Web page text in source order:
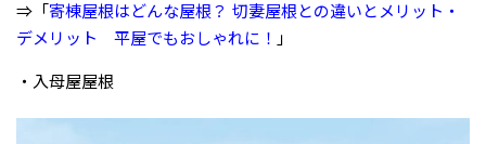
⇒「 寄棟屋根はどんな屋根？ 切妻屋根との違いとメリット・
デメリット 平屋でもおしゃれに！ 」
・入母屋屋根